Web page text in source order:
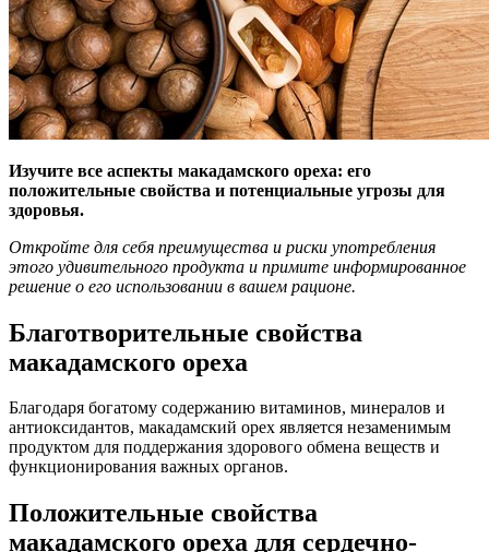
Изучите все аспекты макадамского ореха: его
положительные свойства и потенциальные угрозы для
здоровья.
Откройте для себя преимущества и риски употребления
этого удивительного продукта и примите информированное
решение о его использовании в вашем рационе.
Благотворительные свойства
макадамского ореха
Благодаря богатому содержанию витаминов, минералов и
антиоксидантов, макадамский орех является незаменимым
продуктом для поддержания здорового обмена веществ и
функционирования важных органов.
Положительные свойства
макадамского ореха для сердечно-